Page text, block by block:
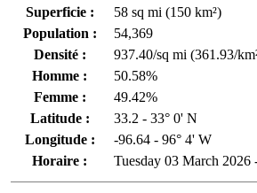
Superficie :
58 sq mi (150 km²)
Population :
54,369
Densité :
937.40/sq mi (361.93/
Homme :
50.58%
Femme :
49.42%
Latitude :
33.2 - 33° 0' N
Longitude :
-96.64 - 96° 4' W
Horaire :
Tuesday 03 March 2026